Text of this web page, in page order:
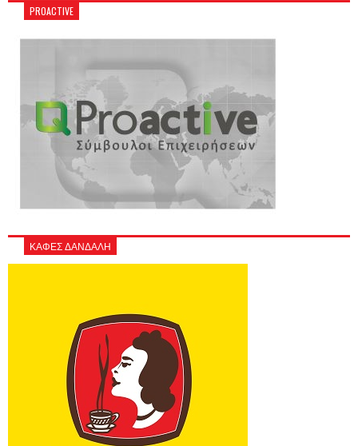
PROACTIVE
ΚΑΦΕΣ ΔΑΝΔΑΛΗ